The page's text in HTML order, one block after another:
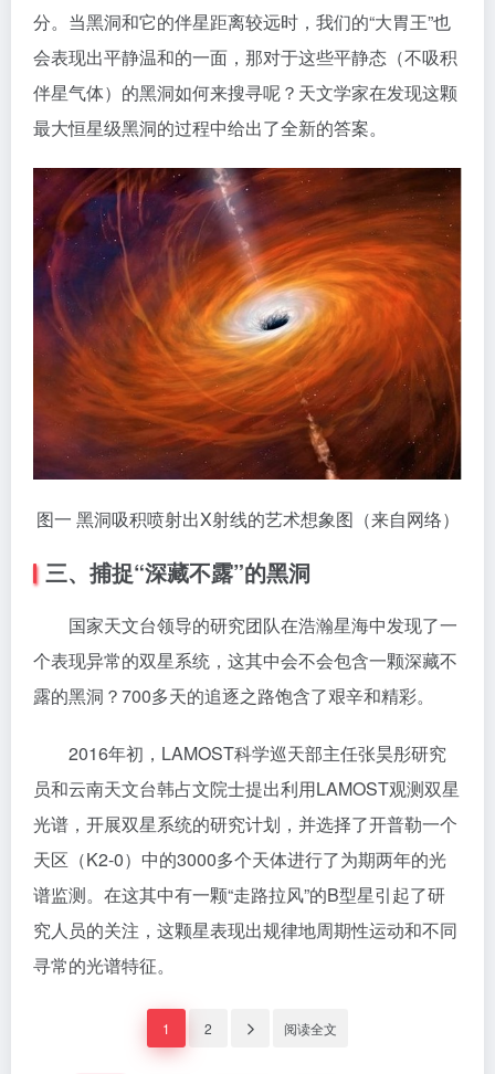
分。当黑洞和它的伴星距离较远时，我们的“大胃王”也
会表现出平静温和的一面，那对于这些平静态（不吸积
伴星气体）的黑洞如何来搜寻呢？天文学家在发现这颗
最大恒星级黑洞的过程中给出了全新的答案。
图一 黑洞吸积喷射出X射线的艺术想象图（来自网络）
三、捕捉“深藏不露”的黑洞
国家天文台领导的研究团队在浩瀚星海中发现了一
个表现异常的双星系统，这其中会不会包含一颗深藏不
露的黑洞？700多天的追逐之路饱含了艰辛和精彩。
2016年初，LAMOST科学巡天部主任张昊彤研究
员和云南天文台韩占文院士提出利用LAMOST观测双星
光谱，开展双星系统的研究计划，并选择了开普勒一个
天区（K2-0）中的3000多个天体进行了为期两年的光
谱监测。在这其中有一颗“走路拉风”的B型星引起了研
究人员的关注，这颗星表现出规律地周期性运动和不同
寻常的光谱特征。
1 2 阅读全文